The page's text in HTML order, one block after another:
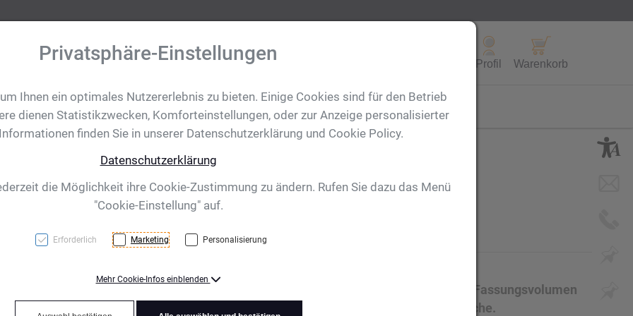
Profil Warenkorb
Ihre Eventanfrage Shop für CH/FL
transparent
Auslaufsichere Glasflasche mit PP-Deckel und einem Fassungsvolumen
von 450 ml. Ihre Werbung drucken wir auf die Glasflasche.
Privatsphäre-Einstellungen
Ihnen ein optimales Nutzererlebnis zu bieten. Einige Cookies sind für den Betrieb
dienen Statistikzwecken, Komforteinstellungen, oder zur Anzeige personalisierter
finden Sie in unserer Datenschutzerklärung und Cookie Policy.
Datenschutzerklärung
die Möglichkeit ihre Cookie-Zustimmung zu ändern. Rufen Sie dazu das Menü
"Cookie-Einstellung" auf.
Erforderlich Marketing Personalisierung
Mehr Cookie-Infos einblenden